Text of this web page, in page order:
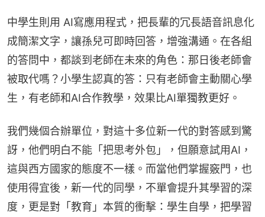
中學生則用 AI寫應用程式，把長輩的冗長語音訊息化
成簡潔文字，讓孫兒可即時回答，增強溝通。在各組
的答問中，都談到老師在未來的角色：那日後老師會
被取代嗎？小學生認真的答：只有老師會主動關心學
生，有老師和AI合作教學，效果比AI單獨教更好。
我們幾個合辦單位，對這十多位新一代的對答感到驚
訝，他們明白不能「把思考外包」，但願意試用AI，
這與西方國家的態度不一樣。而當他們掌握竅門，也
使用得宜後，新一代的同學，不單會提升其學習的深
度，更是對「教育」本質的衝擊：學生自學，把學習